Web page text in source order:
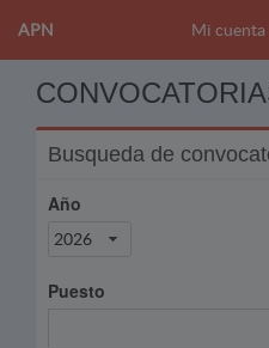
APN Mi cuenta
Busqueda de
Año
2026
Puesto